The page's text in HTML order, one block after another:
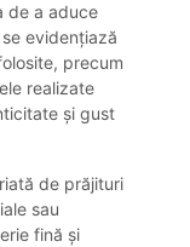
de a aduce
evidențiază
precum
realizate
și gust
de prăjituri
sau
fină și